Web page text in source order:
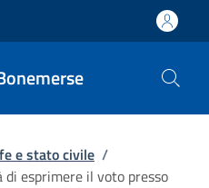
e stato civile /
esprimere il voto presso